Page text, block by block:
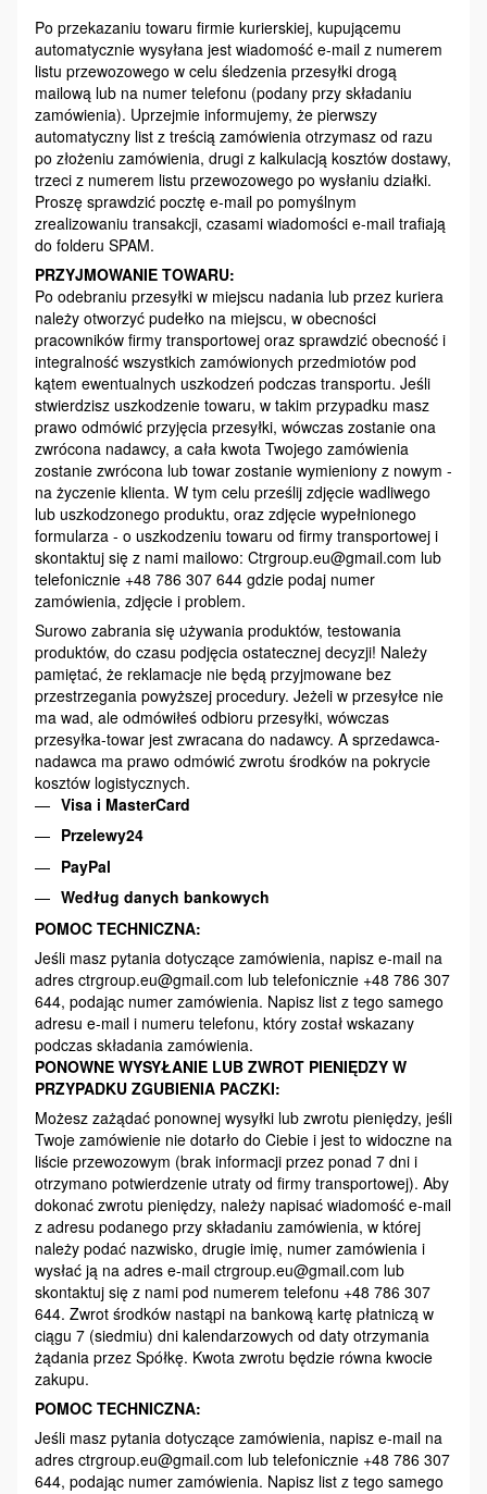
Po przekazaniu towaru firmie kurierskiej, kupującemu
automatycznie wysyłana jest wiadomość e-mail z numerem
listu przewozowego w celu śledzenia przesyłki drogą
mailową lub na numer telefonu (podany przy składaniu
zamówienia). Uprzejmie informujemy, że pierwszy
automatyczny list z treścią zamówienia otrzymasz od razu
po złożeniu zamówienia, drugi z kalkulacją kosztów dostawy,
trzeci z numerem listu przewozowego po wysłaniu działki.
Proszę sprawdzić pocztę e-mail po pomyślnym
zrealizowaniu transakcji, czasami wiadomości e-mail trafiają
do folderu SPAM.
PRZYJMOWANIE TOWARU:
Po odebraniu przesyłki w miejscu nadania lub przez kuriera
należy otworzyć pudełko na miejscu, w obecności
pracowników firmy transportowej oraz sprawdzić obecność i
integralność wszystkich zamówionych przedmiotów pod
kątem ewentualnych uszkodzeń podczas transportu. Jeśli
stwierdzisz uszkodzenie towaru, w takim przypadku masz
prawo odmówić przyjęcia przesyłki, wówczas zostanie ona
zwrócona nadawcy, a cała kwota Twojego zamówienia
zostanie zwrócona lub towar zostanie wymieniony z nowym -
na życzenie klienta. W tym celu prześlij zdjęcie wadliwego
lub uszkodzonego produktu, oraz zdjęcie wypełnionego
formularza - o uszkodzeniu towaru od firmy transportowej i
skontaktuj się z nami mailowo: Ctrgroup.eu@gmail.com lub
telefonicznie +48 786 307 644 gdzie podaj numer
zamówienia, zdjęcie i problem.
Surowo zabrania się używania produktów, testowania
produktów, do czasu podjęcia ostatecznej decyzji! Należy
pamiętać, że reklamacje nie będą przyjmowane bez
przestrzegania powyższej procedury. Jeżeli w przesyłce nie
ma wad, ale odmówiłeś odbioru przesyłki, wówczas
przesyłka-towar jest zwracana do nadawcy. A sprzedawca-
nadawca ma prawo odmówić zwrotu środków na pokrycie
kosztów logistycznych.
Visa i MasterCard
Przelewy24
PayPal
Według danych bankowych
POMOC TECHNICZNA:
Jeśli masz pytania dotyczące zamówienia, napisz e-mail na
adres ctrgroup.eu@gmail.com lub telefonicznie +48 786 307
644, podając numer zamówienia. Napisz list z tego samego
adresu e-mail i numeru telefonu, który został wskazany
podczas składania zamówienia.
PONOWNE WYSYŁANIE LUB ZWROT PIENIĘDZY W
PRZYPADKU ZGUBIENIA PACZKI:
Możesz zażądać ponownej wysyłki lub zwrotu pieniędzy, jeśli
Twoje zamówienie nie dotarło do Ciebie i jest to widoczne na
liście przewozowym (brak informacji przez ponad 7 dni i
otrzymano potwierdzenie utraty od firmy transportowej). Aby
dokonać zwrotu pieniędzy, należy napisać wiadomość e-mail
z adresu podanego przy składaniu zamówienia, w której
należy podać nazwisko, drugie imię, numer zamówienia i
wysłać ją na adres e-mail ctrgroup.eu@gmail.com lub
skontaktuj się z nami pod numerem telefonu +48 786 307
644. Zwrot środków nastąpi na bankową kartę płatniczą w
ciągu 7 (siedmiu) dni kalendarzowych od daty otrzymania
żądania przez Spółkę. Kwota zwrotu będzie równa kwocie
zakupu.
POMOC TECHNICZNA:
Jeśli masz pytania dotyczące zamówienia, napisz e-mail na
adres ctrgroup.eu@gmail.com lub telefonicznie +48 786 307
644, podając numer zamówienia. Napisz list z tego samego